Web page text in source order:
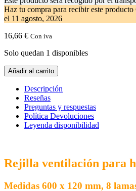
Haz tu compra para recibir este
el 11 agosto, 2026
16,66 € Con iva
Solo quedan 1 disponibles
Rejilla
Ventilación
Horno
Negra
Añadir al carrito
Descripción
Reseñas
Preguntas y respuestas
Política Devoluciones
Leyenda disponibilidad
Rejilla ventilación para
Medidas 600 x 120 mm, 8